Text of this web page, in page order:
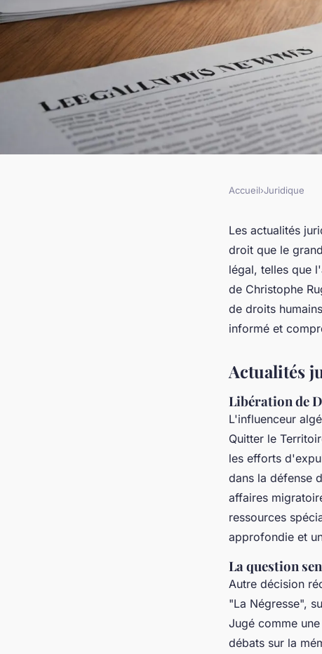
Actualités
conseils essentiels
Accueil›Juridique
Les actualités
droit que le
légal, telles que
de Christophe
de droits
informé et
Actualités
Libération de
L'influenceur
Quitter le
les efforts
dans la défense
affaires
ressources
approfondie et
La question
Autre décision
"La Négresse",
Jugé comme
débats sur la